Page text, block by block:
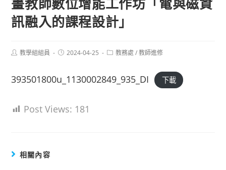
訊融入的課程設計」
Post教學組組員
Post2024-04-25
Post教務處 / 教師進修
393501800u_1130002849_935_DI 下載
Post Views: 181
相關內容